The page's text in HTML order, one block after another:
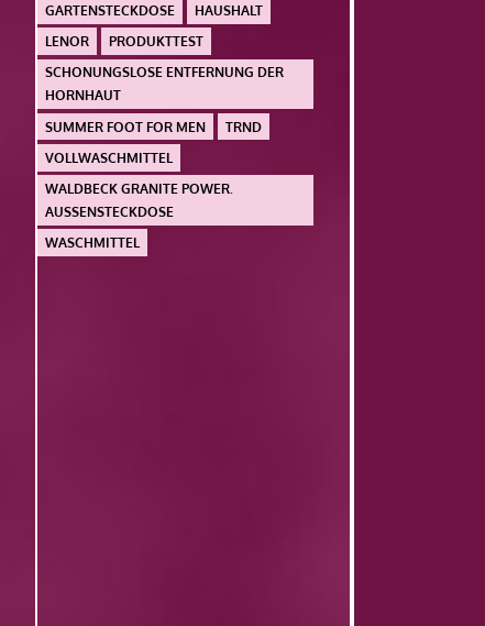
GARTENSTECKDOSE
HAUSHALT
LENOR
PRODUKTTEST
SCHONUNGSLOSE ENTFERNUNG DER
HORNHAUT
SUMMER FOOT FOR MEN
TRND
VOLLWASCHMITTEL
WALDBECK GRANITE POWER.
AUSSENSTECKDOSE
WASCHMITTEL